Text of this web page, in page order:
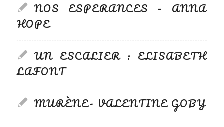
NOS ESPERANCES – ANNA
HOPE
UN ESCALIER : ELISABETH
LAFONT
MURÈNE- VALENTINE GOBY